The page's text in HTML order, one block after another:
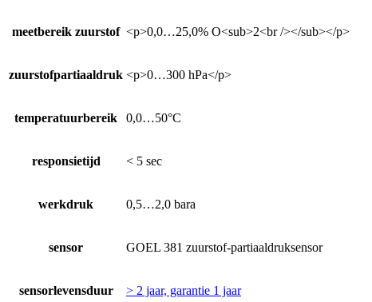
meetbereik zuurstof <p>0,0…25,0% O<sub>2<br /></sub></p>
zuurstofpartiaaldruk <p>0…300 hPa</p>
temperatuurbereik 0,0…50°C
responsietijd < 5 sec
werkdruk 0,5…2,0 bara
sensor GOEL 381 zuurstof-partiaaldruksensor
sensorlevensduur > 2 jaar, garantie 1 jaar